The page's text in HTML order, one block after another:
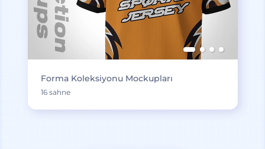
Forma Koleksiyonu Mockupları
16 sahne